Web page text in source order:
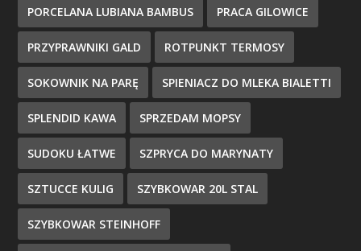
PORCELANA LUBIANA BAMBUS PRACA GILOWICE
PRZYPRAWNIKI GALD ROTPUNKT TERMOSY
SOKOWNIK NA PARĘ SPIENIACZ DO MLEKA BIALETTI
SPLENDID KAWA SPRZEDAM MOPSY
SUDOKU ŁATWE SZPRYCA DO MARYNATY
SZTUCCE KULIG SZYBKOWAR 20L STAL
SZYBKOWAR STEINHOFF